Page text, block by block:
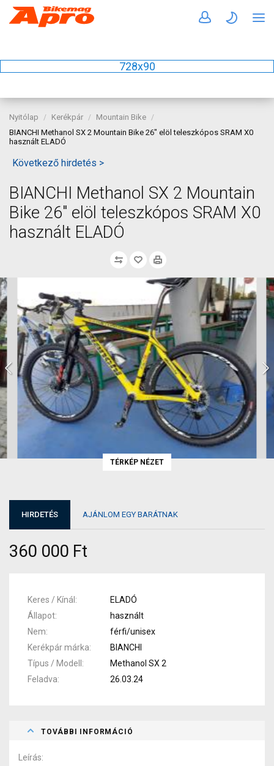
728x90
Nyitólap Kerékpár
Mountain Bike
BIANCHI Methanol SX 2 Mountain Bike 26" elöl teleszkópos SRAM X0
használt ELADÓ
Következő hirdetés >
BIANCHI Methanol SX 2 Mountain
Bike 26" elöl teleszkópos SRAM X0
használt ELADÓ
TÉRKÉP NÉZET
HIRDETÉS AJÁNLOM EGY BARÁTNAK
360 000 Ft
Keres / Kínál
ELADÓ
Állapot
használt
Nem
férfi/unisex
Kerékpár márka
BIANCHI
Típus / Modell
Methanol SX 2
Feladva
26.03.24
TOVÁBBI INFORMÁCIÓ
Leírás